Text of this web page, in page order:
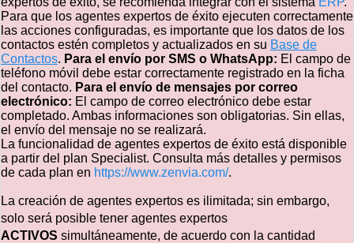
Para que los agentes expertos de éxito ejecuten correctamente
las acciones configuradas, es importante que los datos de los
contactos estén completos y actualizados en su Base de
Contactos. Para el envío por SMS o WhatsApp: El campo de
teléfono móvil debe estar correctamente registrado en la ficha
del contacto. Para el envío de mensajes por correo
electrónico: El campo de correo electrónico debe estar
completado. Ambas informaciones son obligatorias. Sin ellas,
el envío del mensaje no se realizará.
La funcionalidad de agentes expertos de éxito está disponible
a partir del plan Specialist. Consulta más detalles y permisos
de cada plan en https://www.zenvia.com/.
La creación de agentes expertos es ilimitada; sin embargo,
solo será posible tener agentes expertos
ACTIVOS simultáneamente, de acuerdo con la cantidad